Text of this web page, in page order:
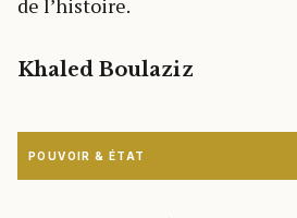
Khaled Boulaziz
POUVOIR & ÉTAT